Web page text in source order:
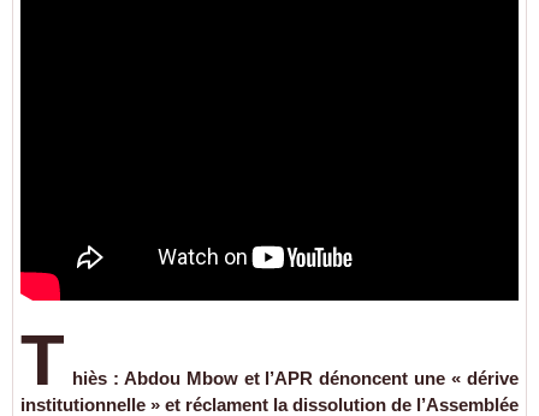
T hiès : Abdou Mbow et l’APR dénoncent une « dérive
institutionnelle » et réclament la dissolution de l’Assemblée